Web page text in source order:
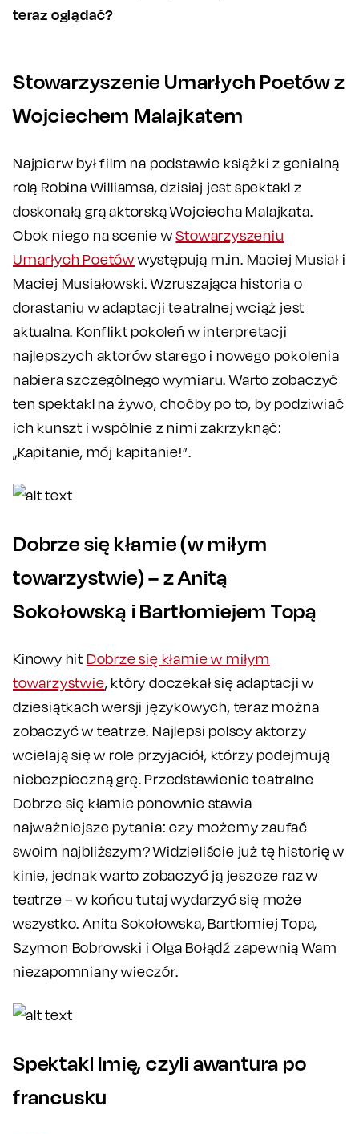
teraz oglądać?
Stowarzyszenie Umarłych Poetów z
Wojciechem Malajkatem
Najpierw był film na podstawie książki z genialną
rolą Robina Williamsa, dzisiaj jest spektakl z
doskonałą grą aktorską Wojciecha Malajkata.
Obok niego na scenie wStowarzyszeniu
Umarłych Poetówwystępują m.in. Maciej Musiał i
Maciej Musiałowski. Wzruszająca historia o
dorastaniu w adaptacji teatralnej wciąż jest
aktualna. Konflikt pokoleń w interpretacji
najlepszych aktorów starego i nowego pokolenia
nabiera szczególnego wymiaru. Warto zobaczyć
ten spektakl na żywo, choćby po to, by podziwiać
ich kunszt i wspólnie z nimi zakrzyknąć:
„Kapitanie, mój kapitanie!”.
Dobrze się kłamie (w miłym
towarzystwie) – z Anitą
Sokołowską i Bartłomiejem Topą
Kinowy hit Dobrze się kłamie w miłym
towarzystwie, który doczekał się adaptacji w
dziesiątkach wersji językowych, teraz można
zobaczyć w teatrze. Najlepsi polscy aktorzy
wcielają się w role przyjaciół, którzy podejmują
niebezpieczną grę. Przedstawienie teatralne
Dobrze się kłamie ponownie stawia
najważniejsze pytania: czy możemy zaufać
swoim najbliższym? Widzieliście już tę historię w
kinie, jednak warto zobaczyć ją jeszcze raz w
teatrze – w końcu tutaj wydarzyć się może
wszystko. Anita Sokołowska, Bartłomiej Topa,
Szymon Bobrowski i Olga Bołądź zapewnią Wam
niezapomniany wieczór.
Spektakl Imię, czyli awantura po
francusku